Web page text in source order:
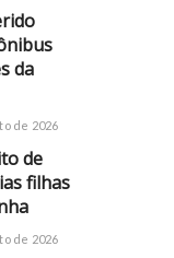
da
de 2026
de
filhas
de 2026